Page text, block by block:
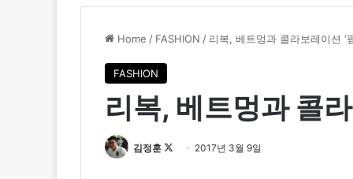
Home / FASHION / 리복, 베트멍과 콜라보레이션 ‘
FASHION
리복, 베트멍과 콜
김정훈 2017년 3월 9일